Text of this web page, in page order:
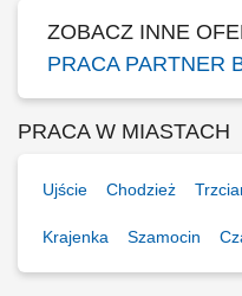
ZOBACZ INNE
PRACA PARTNER
PRACA W MIASTACH
Ujście Chodzież
Krajenka Szamocin